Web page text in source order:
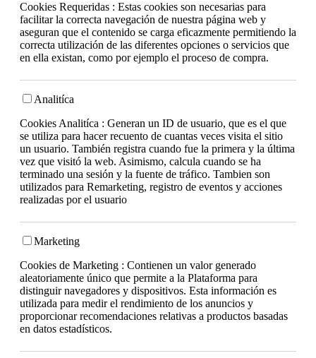
Cookies Requeridas : Estas cookies son necesarias para
facilitar la correcta navegación de nuestra página web y
aseguran que el contenido se carga eficazmente permitiendo la
correcta utilización de las diferentes opciones o servicios que
en ella existan, como por ejemplo el proceso de compra.
Analitíca
Cookies Analitíca : Generan un ID de usuario, que es el que
se utiliza para hacer recuento de cuantas veces visita el sitio
un usuario. También registra cuando fue la primera y la última
vez que visitó la web. Asimismo, calcula cuando se ha
terminado una sesión y la fuente de tráfico. Tambien son
utilizados para Remarketing, registro de eventos y acciones
realizadas por el usuario
Marketing
Cookies de Marketing : Contienen un valor generado
aleatoriamente único que permite a la Plataforma para
distinguir navegadores y dispositivos. Esta información es
utilizada para medir el rendimiento de los anuncios y
proporcionar recomendaciones relativas a productos basadas
en datos estadísticos.